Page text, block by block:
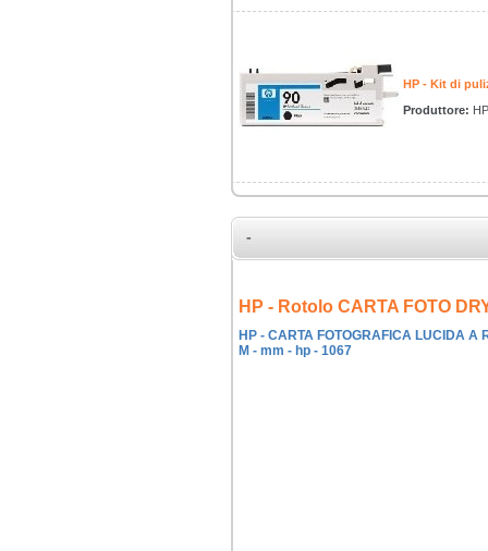
HP - Kit di
Produttore: HP
-
HP - Rotolo CARTA FOTO
HP - CARTA FOTOGRAFICA LUCIDA A
M - mm - hp - 1067